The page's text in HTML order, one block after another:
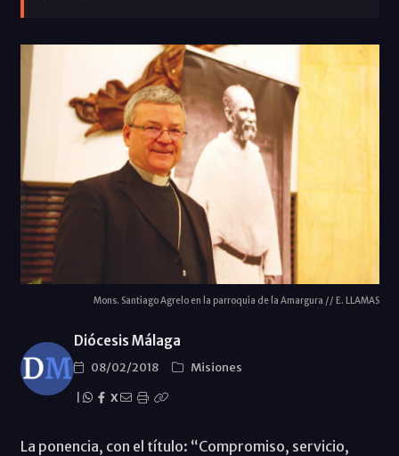
Mons. Santiago Agrelo en la parroquia de la Amargura // E. LLAMAS
Diócesis Málaga
08/02/2018
Misiones
X
La ponencia, con el título: “Compromiso, servicio,